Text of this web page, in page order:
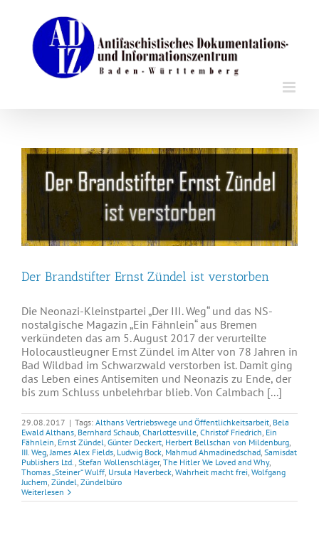
springen
Der Brandstifter Ernst Zündel ist verstorben
Die Neonazi-Kleinstpartei „Der III. Weg“ und das NS-
nostalgische Magazin „Ein Fähnlein“ aus Bremen
verkündeten das am 5. August 2017 der verurteilte
Holocaustleugner Ernst Zündel im Alter von 78 Jahren in
Bad Wildbad im Schwarzwald verstorben ist. Damit ging
das Leben eines Antisemiten und Neonazis zu Ende, der
bis zum Schluss unbelehrbar blieb. Von Calmbach [...]
29.08.2017 | Tags: Althans Vertriebswege und Öffentlichkeitsarbeit, Bela
Ewald Althans, Bernhard Schaub, Charlottesville, Christof Friedrich, Ein
Fähnlein, Ernst Zündel, Günter Deckert, Herbert Bellschan von Mildenburg,
III. Weg,James Alex Fields, Ludwig Bock, Mahmud Ahmadinedschad, Samisdat
Publishers Ltd., Stefan Wollenschläger, The Hitler We Loved and Why,
Thomas „Steiner“ Wulff, Ursula Haverbeck, Wahrheit macht frei, Wolfgang
Juchem, Zündel, Zündelbüro
Weiterlesen